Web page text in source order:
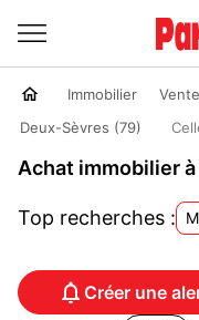
Immobilier Vente
Deux-Sèvres (79)
Achat immobilier
Top recherches :
Créer une